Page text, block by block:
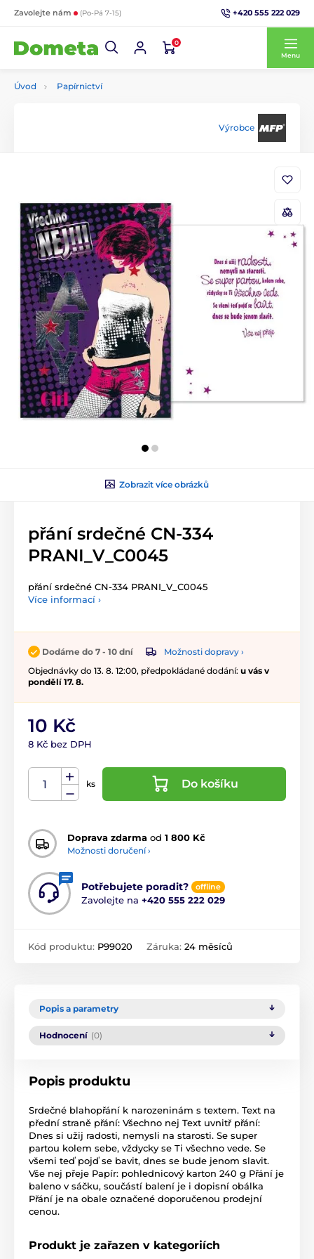
Zavolejte nám (Po-Pá 7-15) +420 555 222 029
0
Menu
Úvod Papírnictví
Výrobce
Zobrazit více obrázků
přání srdečné CN-334
PRANI_V_C0045
přání srdečné CN-334 PRANI_V_C0045
Více informací ›
Dodáme do 7 - 10 dní
Možnosti dopravy ›
Objednávky do 13. 8. 12:00, předpokládané dodání: u vás v
pondělí 17. 8.
10 Kč
8 Kč bez DPH
ks Do košíku
Doprava zdarma od 1 800 Kč
Možnosti doručení ›
Potřebujete poradit? offline
Zavolejte na +420 555 222 029
Kód produktu: P99020 Záruka: 24 měsíců
Popis a parametry
Hodnocení (0)
Popis produktu
Srdečné blahopřání k narozeninám s textem. Text na
přední straně přání: Všechno nej Text uvnitř přání:
Dnes si užij radosti, nemysli na starosti. Se super
partou kolem sebe, vždycky se Ti všechno vede. Se
všemi teď pojď se bavit, dnes se bude jenom slavit.
Vše nej přeje Papír: pohlednicový karton 240 g Přání je
baleno v sáčku, součástí balení je i dopisní obálka
Přání je na obale označené doporučenou prodejní
cenou.
Produkt je zařazen v kategoriích